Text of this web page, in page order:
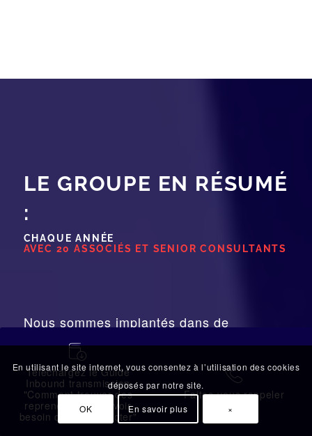
LE GROUPE EN RÉSUMÉ
:
CHAQUE ANNÉE
AVEC 20 ASSOCIÉS ET SENIOR CONSULTANTS
Nous sommes implantés dans de
nombreux pays en Europe et Afrique afin
de donner accès à des
repreneurs/investisseurs étrangers :
ACTORIA
INTERNATIONAL
ACTORIA SWISS
蠟
Téléchargez le Guide
Inbound transmission
"Comment trouver des
repreneurs sans avoir
besoin de les contacter"
拉
Faites-vous rappeler
En utilisant le site internet, vous consentez à l’utilisation des cookies
déposés par notre site.
OK En savoir plus ×